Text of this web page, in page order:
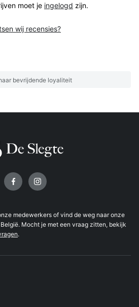
moet je ingelogd zijn.
wij recensies?
bevrijdende loyaliteit
medewerkers of vind de weg naar onze
Mocht je met een vraag zitten, bekijk
.